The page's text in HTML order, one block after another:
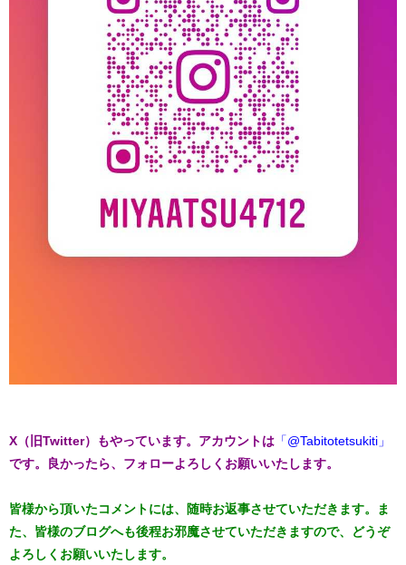
X（旧Twitter）もやっています。アカウントは 「@Tabitotetsukiti」
です。良かったら、フォローよろしくお願いいたします。
皆様から頂いたコメントには、随時お返事させていただきます。ま
た、皆様のブログへも後程お邪魔させていただきますので、どうぞ
よろしくお願いいたします。